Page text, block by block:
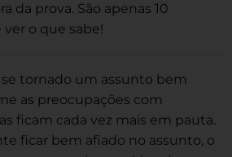
da prova. São apenas 10
o que sabe!
tornado um assunto bem
as preocupações com
ficam cada vez mais em pauta.
ficar bem afiado no assunto, o